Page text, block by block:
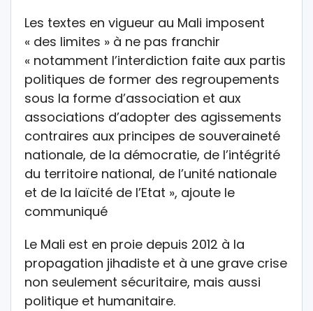
Les textes en vigueur au Mali imposent
« des limites » à ne pas franchir
« notamment l’interdiction faite aux partis
politiques de former des regroupements
sous la forme d’association et aux
associations d’adopter des agissements
contraires aux principes de souveraineté
nationale, de la démocratie, de l’intégrité
du territoire national, de l’unité nationale
et de la laïcité de l’Etat », ajoute le
communiqué
Le Mali est en proie depuis 2012 à la
propagation jihadiste et à une grave crise
non seulement sécuritaire, mais aussi
politique et humanitaire.